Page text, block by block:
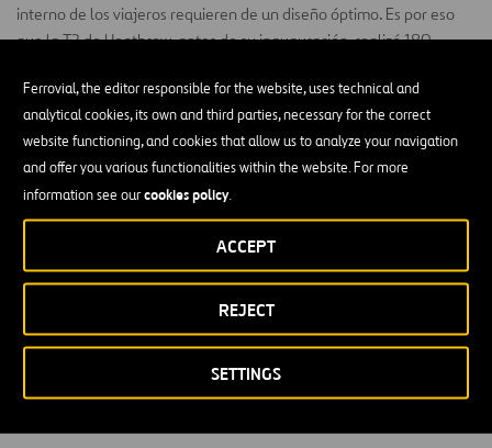
Ferrovial, the editor responsible for the website, uses technical and
analytical cookies, its own and third parties, necessary for the correct
website functioning, and cookies that allow us to analyze your navigation
and offer you various functionalities within the website. For more
information see ourcookies policy.
SETTINGS
REJECT
ACCEPT
interno de los viajeros requieren de un diseño óptimo. Es por eso
que la T2 de Heathrow, antes de su inauguración, realizó 180
Los puntos de control de seguridad son frecuentes en toda la
infraestructura aeropuertos. En 2017 el Proyecto Great Hall de
renovación de la terminal Jeppesen (Aeropuerto Internacional de
Denver) tuvo como uno de los objetivos la renovación y ampliación
de estos puntos.
Aunque la mayoría de los viajeros tenemos esto último en
mente, la seguridad aeroportuaria va mucho más allá del
Al reto de la extinción de incendios, de la
seguridad de los trenes o de la seguridad en pista se añaden
pequeñas situaciones de riesgo que hay que tener controladas
para que sus efectos no afecten a servicios críticos. Yeste